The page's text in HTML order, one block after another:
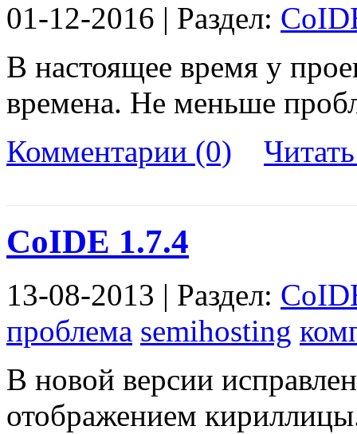
01-12-2016 | Раздел:
В настоящее время у
времена. Не меньше
Комментарии (0)
CoIDE 1.7.4
13-08-2013 | Раздел:
проблема semihosting
В новой версии
отображением